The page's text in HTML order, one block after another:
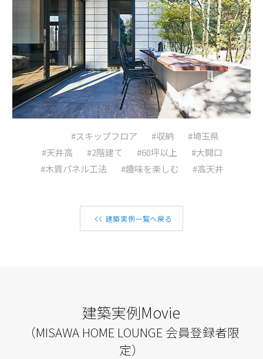
#スキップフロア #収納
#埼玉県
#天井高
#2階建て #60坪以上
#大開口
#木質パネル工法
#趣味を楽しむ #高天井
建築実例一覧へ戻る
建築実例Movie
（MISAWA HOME LOUNGE 会員登録者限
定）